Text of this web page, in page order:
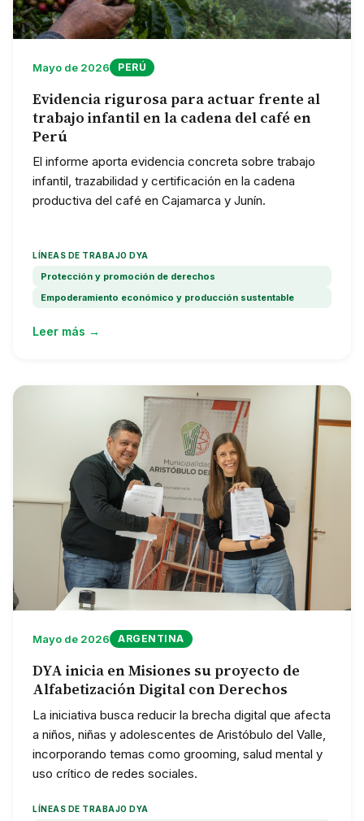
Mayo de 2026 PERÚ
Evidencia rigurosa para actuar frente al
trabajo infantil en la cadena del café en
Perú
El informe aporta evidencia concreta sobre trabajo
infantil, trazabilidad y certificación en la cadena
productiva del café en Cajamarca y Junín.
LÍNEAS DE TRABAJO DYA
Protección y promoción de derechos
Empoderamiento económico y producción sustentable
Leer más →
Mayo de 2026 ARGENTINA
DYA inicia en Misiones su proyecto de
Alfabetización Digital con Derechos
La iniciativa busca reducir la brecha digital que afecta
a niños, niñas y adolescentes de Aristóbulo del Valle,
incorporando temas como grooming, salud mental y
uso crítico de redes sociales.
LÍNEAS DE TRABAJO DYA